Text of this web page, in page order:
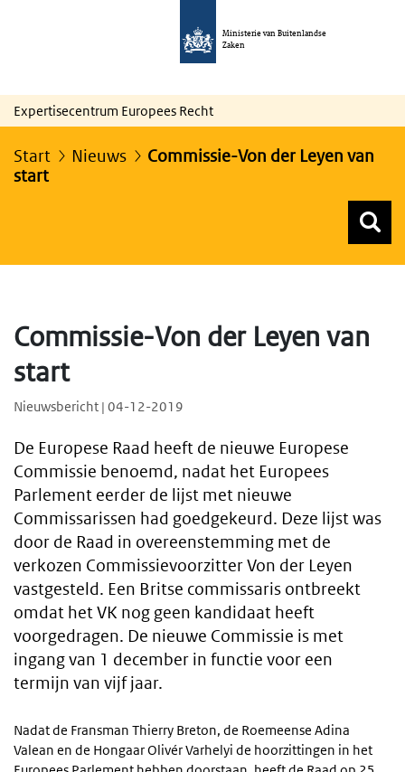
Ministerie van Buitenlandse
Zaken
Expertisecentrum Europees Recht
Start Nieuws
Commissie-Von der Leyen van
start
Commissie-Von der Leyen van
start
Nieuwsbericht | 04-12-2019
De Europese Raad heeft de nieuwe Europese
Commissie benoemd, nadat het Europees
Parlement eerder de lijst met nieuwe
Commissarissen had goedgekeurd. Deze lijst was
door de Raad in overeenstemming met de
verkozen Commissievoorzitter Von der Leyen
vastgesteld. Een Britse commissaris ontbreekt
omdat het VK nog geen kandidaat heeft
voorgedragen. De nieuwe Commissie is met
ingang van 1 december in functie voor een
termijn van vijf jaar.
Nadat de Fransman Thierry Breton, de Roemeense Adina
Valean en de Hongaar Olivér Varhelyi de hoorzittingen in het